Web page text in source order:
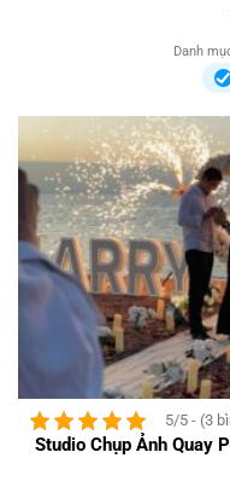
Danh
5/5 - (3
Studio Chụp Ảnh Quay